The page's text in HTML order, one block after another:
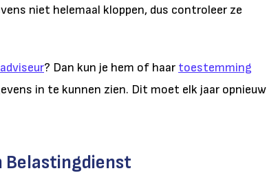
niet helemaal kloppen, dus controleer ze
? Dan kun je hem of haar toestemming
in te kunnen zien. Dit moet elk jaar opnieuw
Belastingdienst